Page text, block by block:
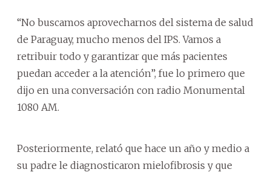
“No buscamos aprovecharnos del sistema de salud
de Paraguay, mucho menos del IPS. Vamos a
retribuir todo y garantizar que más pacientes
puedan acceder a la atención”, fue lo primero que
dijo en una conversación con radio Monumental
1080 AM.
Posteriormente, relató que hace un año y medio a
su padre le diagnosticaron mielofibrosis y que